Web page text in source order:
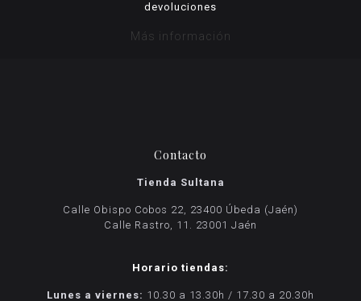
devoluciones
Más información
Contacto
Tienda Sultana
Calle Obispo Cobos 22, 23400 Úbeda (Jaén)
Calle Rastro, 11. 23001 Jaén
Horario tiendas:
Lunes a viernes: 10.30 a 13.30h / 17.30 a 20.30h